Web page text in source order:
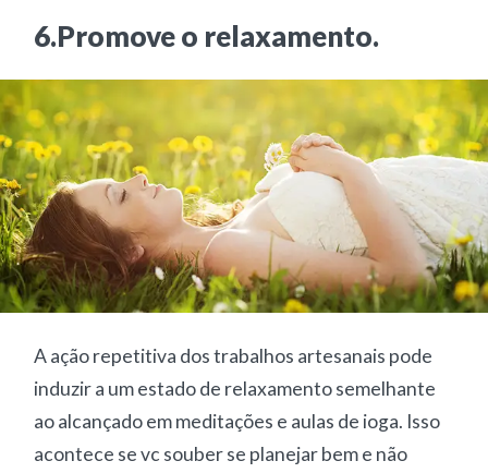
6.Promove o relaxamento.
A ação repetitiva dos trabalhos artesanais pode
induzir a um estado de relaxamento semelhante
ao alcançado em meditações e aulas de ioga. Isso
acontece se vc souber se planejar bem e não